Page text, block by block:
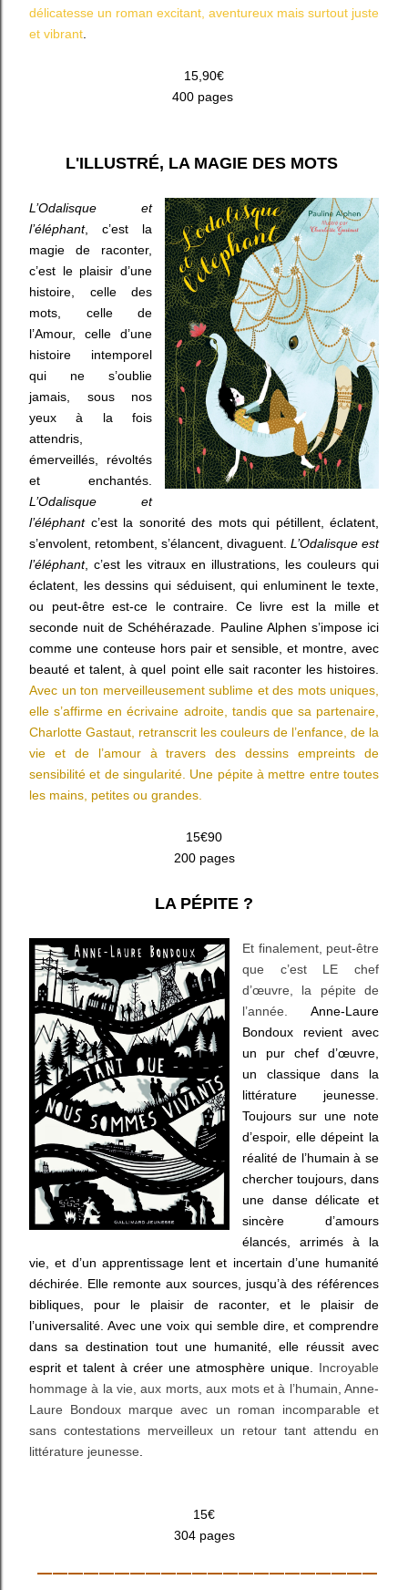
délicatesse un roman excitant, aventureux mais surtout juste
et vibrant
15,90€
400 pages
L'ILLUSTRÉ, LA MAGIE DES MOTS
L’Odalisque et
l’éléphant, c’est la
magie de raconter,
c’est le plaisir d’une
histoire, celle des
mots, celle de
l’Amour, celle d’une
histoire intemporel
qui ne s’oublie
jamais, sous nos
yeux à la fois
attendris,
émerveillés, révoltés
et enchantés.
L’Odalisque et
l’éléphantc’est la sonorité des mots qui pétillent, éclatent,
s’envolent, retombent, s’élancent, divaguent. L’Odalisque est
l’éléphant, c’est les vitraux en illustrations, les couleurs qui
éclatent, les dessins qui séduisent, qui enluminent le texte,
ou peut-être est-ce le contraire. Ce livre est la mille et
seconde nuit de Schéhérazade. Pauline Alphen s’impose ici
comme une conteuse hors pair et sensible, et montre, avec
beauté et talent, à quel point elle sait raconter les histoires.
Avec un ton merveilleusement sublime et des mots uniques,
elle s’affirme en écrivaine adroite, tandis que sa partenaire,
Charlotte Gastaut, retranscrit les couleurs de l’enfance, de la
vie et de l’amour à travers des dessins empreints de
sensibilité et de singularité. Une pépite à mettre entre toutes
les mains, petites ou grandes.
15€90
200 pages
LA PÉPITE ?
Et finalement, peut-être
que c’est LE chef
d’œuvre, la pépite de
l’année.
Anne-Laure
Bondoux revient avec
un pur chef d’œuvre,
un classique dans la
littérature jeunesse.
Toujours sur une note
d’espoir, elle dépeint la
réalité de l’humain à se
chercher toujours, dans
une danse délicate et
sincère d’amours
élancés, arrimés à la
vie, et d’un apprentissage lent et incertain d’une humanité
déchirée. Elle remonte aux sources, jusqu’à des références
bibliques, pour le plaisir de raconter, et le plaisir de
l’universalité. Avec une voix qui semble dire, et comprendre
dans sa destination tout une humanité, elle réussit avec
esprit et talent à créer une atmosphère unique. Incroyable
hommage à la vie, aux morts, aux mots et à l’humain, Anne-
Laure Bondoux marque avec un roman incomparable et
sans contestations merveilleux un retour tant attendu en
littérature jeunesse
15€
304 pages